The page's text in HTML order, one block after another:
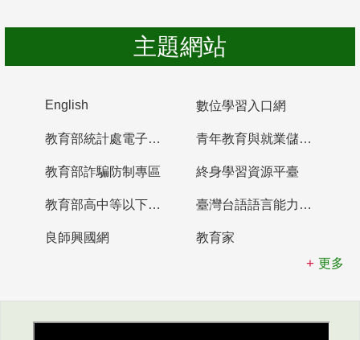
主題網站
English 數位學習入口網
教育部統計處電子書櫃 青年教育與就業儲蓄帳戶
教育部詐騙防制專區 終身學習資源平臺
教育部高中等以下學校及幼兒園教師資格檢定考試 臺灣台語語言能力認證網站
良師興國網
教育家
更多